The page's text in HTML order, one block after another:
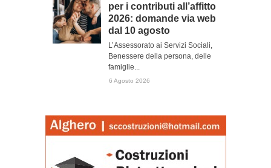
per i contributi all’affitto
2026: domande via web
dal 10 agosto
L’Assessorato ai Servizi Sociali,
Benessere della persona, delle
famiglie...
6 Agosto 2026